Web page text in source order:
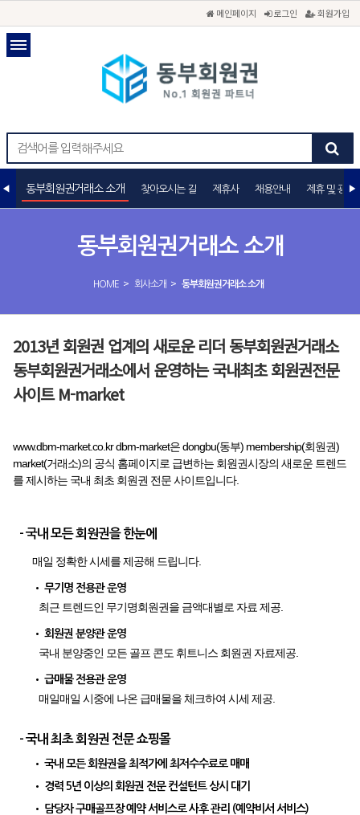
메인페이지 로그인 회원가입
동부회원권거래소 소개
HOME > 회사소개 > 동부회원권거래소 소개
동부회원권거래소 소개 찾아오시는 길 제휴사 채용안내 제휴 및 광고
2013년 회원권 업계의 새로운 리더 동부회원권거래소
동부회원권거래소에서 운영하는 국내최초 회원권전문
사이트 M-market
www.dbm-market.co.kr dbm-market은 dongbu(동부) membership(회원권)
market(거래소)의 공식 홈페이지로 급변하는 회원권시장의 새로운 트렌드
를 제시하는 국내 최초 회원권 전문 사이트입니다.
- 국내 모든 회원권을 한눈에
매일 정확한 시세를 제공해 드립니다.
• 무기명 전용관 운영
최근 트렌드인 무기명회원권을 금액대별로 자료 제공.
• 회원권 분양관 운영
국내 분양중인 모든 골프 콘도 휘트니스 회원권 자료제공.
• 급매물 전용관 운영
매일매일 시중에 나온 급매물을 체크하여 시세 제공.
- 국내 최초 회원권 전문 쇼핑몰
• 국내 모든 회원권을 최적가에 최저수수료로 매매
• 경력 5년 이상의 회원권 전문 컨설턴트 상시 대기
• 담당자 구매골프장 예약 서비스로 사후 관리 (예약비서 서비스)